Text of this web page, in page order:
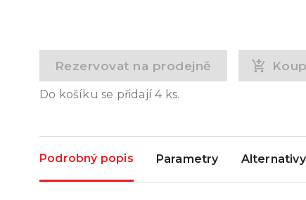
Rezervovat na prodejně
Do košíku se přidají4ks.
Podrobný popis Parametry Alternativy